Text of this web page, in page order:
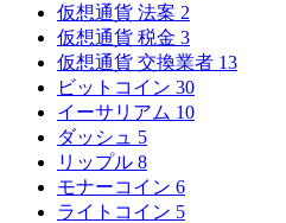
仮想通貨 法案 2
仮想通貨 税金 3
仮想通貨 交換業者 13
ビットコイン 30
イーサリアム 10
ダッシュ 5
リップル 8
モナーコイン 6
ライトコイン 5